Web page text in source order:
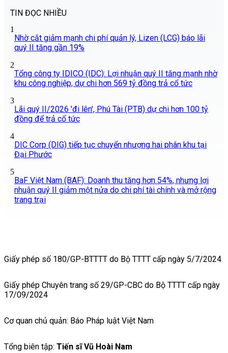
TIN ĐỌC NHIỀU
1
Nhờ cắt giảm mạnh chi phí quản lý, Lizen (LCG) báo lãi
quý II tăng gần 19%
2
Tổng công ty IDICO (IDC): Lợi nhuận quý II tăng mạnh nhờ
khu công nghiệp, dự chi hơn 569 tỷ đồng trả cổ tức
3
Lãi quý II/2026 'đi lên', Phú Tài (PTB) dự chi hơn 100 tỷ
đồng để trả cổ tức
4
DIC Corp (DIG) tiếp tục chuyển nhượng hai phân khu tại
Đại Phước
5
BaF Việt Nam (BAF): Doanh thu tăng hơn 54%, nhưng lợi
nhuận quý II giảm một nửa do chi phí tài chính và mở rộng
trang trại
Giấy phép số 180/GP-BTTTT do Bộ TTTT cấp ngày 5/7/2024
Giấy phép Chuyên trang số 29/GP-CBC do Bộ TTTT cấp ngày
17/09/2024
Cơ quan chủ quản: Báo Pháp luật Việt Nam
Tổng biên tập: Tiến sĩ Vũ Hoài Nam